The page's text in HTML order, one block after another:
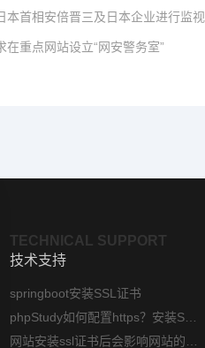
本首相安倍晋三及日本企业进行监视
在重点网站设立“网安警务室”
TECHNICAL SUPPORT
技术支持
springboot安装SSL证书